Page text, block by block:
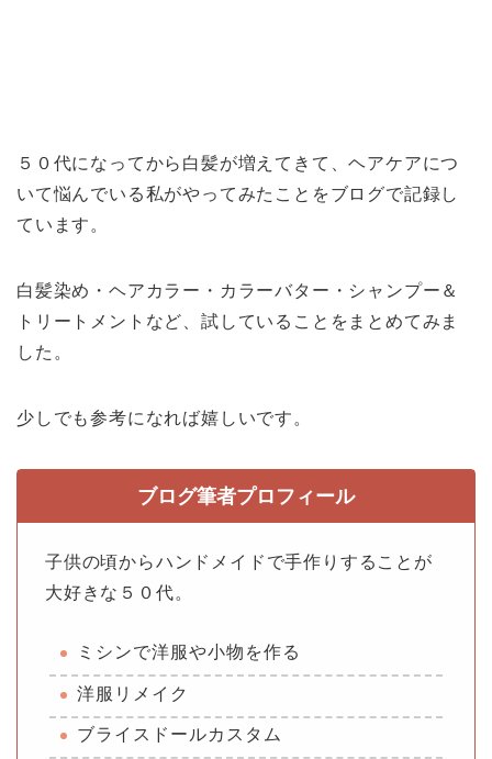
５０代になってから白髪が増えてきて、ヘアケアにつ
いて悩んでいる私がやってみたことをブログで記録し
ています。
白髪染め・ヘアカラー・カラーバター・シャンプー＆
トリートメントなど、試していることをまとめてみま
した。
少しでも参考になれば嬉しいです。
ブログ筆者プロフィール
子供の頃からハンドメイドで手作りすることが
大好きな５０代。
ミシンで洋服や小物を作る
洋服リメイク
ブライスドールカスタム